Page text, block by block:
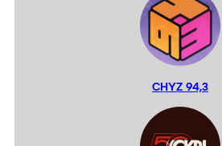
CHYZ 94,3